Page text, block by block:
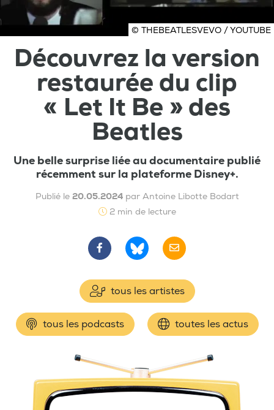
© THEBEATLESVEVO / YOUTUBE
Découvrez la version
restaurée du clip
« Let It Be » des
Beatles
Une belle surprise liée au documentaire publié
récemment sur la plateforme Disney+.
Publié le 20.05.2024 par Antoine Libotte Bodart
2 min de lecture
tous les artistes
tous les podcasts toutes les actus